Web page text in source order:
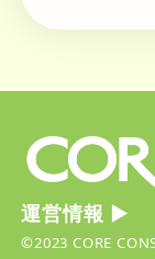
ク
運営情報 ▶︎
©2023 CORE